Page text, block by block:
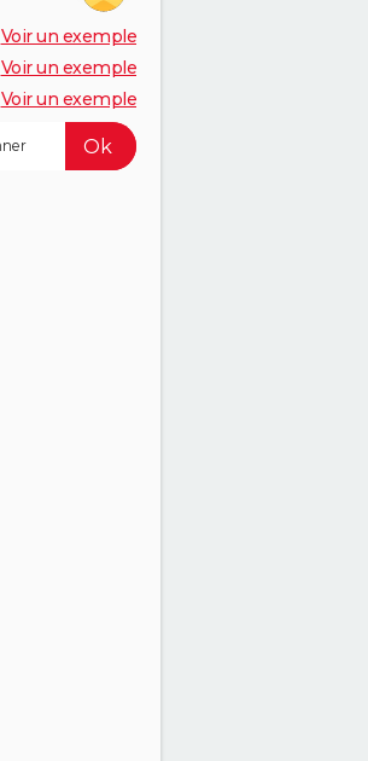
Voir un exemple
Voir un exemple
Voir un exemple